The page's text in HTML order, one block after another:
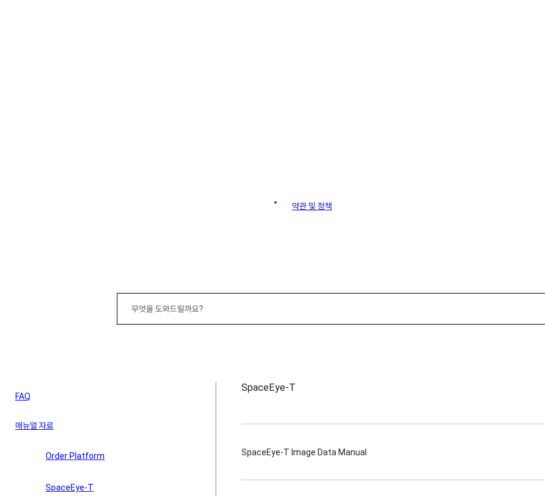
약관 및 정책
FAQ
SpaceEye-T
KOMPSAT
주문 및 데이터
매뉴얼 자료
Order Platform
SpaceEye-T
SpaceEye-T
SpaceEye-T Image Data Manual